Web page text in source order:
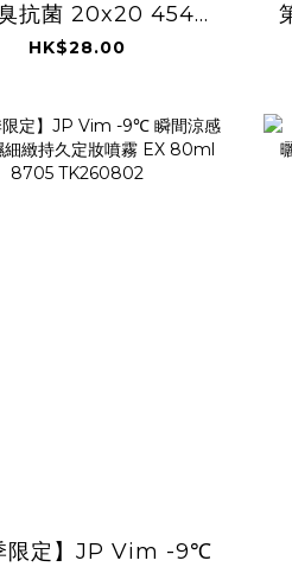
抗菌 20x20 4546
TK260806
HK$28.00
限定】JP Vim -9℃